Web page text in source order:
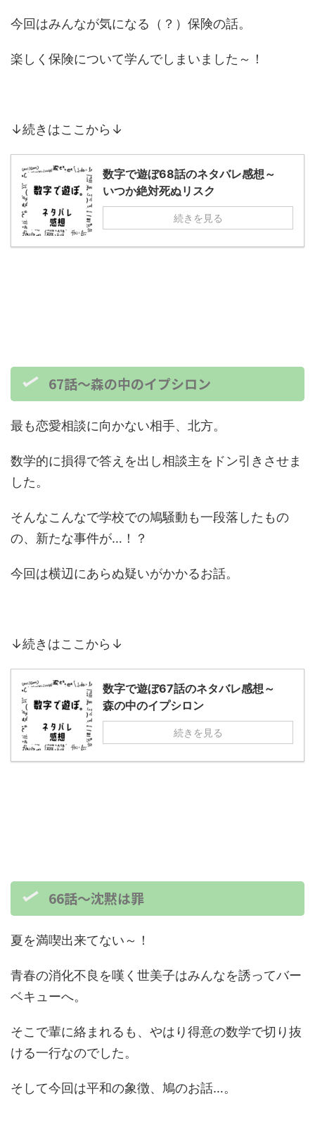
今回はみんなが気になる（？）保険の話。
楽しく保険について学んでしまいました～！
↓続きはここから↓
数字で遊ぼ68話のネタバレ感想～
いつか絶対死ぬリスク
続きを見る
67話～森の中のイプシロン
最も恋愛相談に向かない相手、北方。
数学的に損得で答えを出し相談主をドン引きさせま
した。
そんなこんなで学校での鳩騒動も一段落したもの
の、新たな事件が…！？
今回は横辺にあらぬ疑いがかかるお話。
↓続きはここから↓
数字で遊ぼ67話のネタバレ感想～
森の中のイプシロン
続きを見る
66話～沈黙は罪
夏を満喫出来てない～！
青春の消化不良を嘆く世美子はみんなを誘ってバー
ベキューへ。
そこで輩に絡まれるも、やはり得意の数学で切り抜
ける一行なのでした。
そして今回は平和の象徴、鳩のお話…。